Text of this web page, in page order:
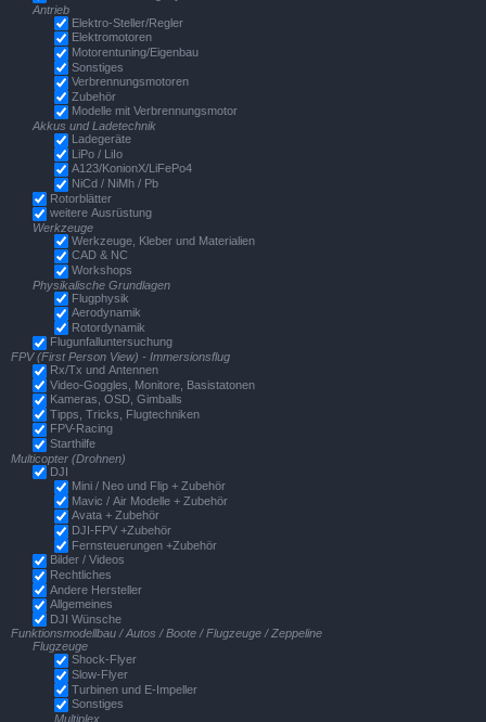
Antrieb
Elektro-Steller/Regler
Elektromotoren
Motorentuning/Eigenbau
Sonstiges
Verbrennungsmotoren
Zubehör
Modelle mit Verbrennungsmotor
Akkus und Ladetechnik
Ladegeräte
LiPo / LiIo
A123/KonionX/LiFePo4
NiCd / NiMh / Pb
Rotorblätter
weitere Ausrüstung
Werkzeuge
Werkzeuge, Kleber und Materialien
CAD & NC
Workshops
Physikalische Grundlagen
Flugphysik
Aerodynamik
Rotordynamik
Flugunfalluntersuchung
FPV (First Person View) - Immersionsflug
Rx/Tx und Antennen
Video-Goggles, Monitore, Basistatonen
Kameras, OSD, Gimballs
Tipps, Tricks, Flugtechniken
FPV-Racing
Starthilfe
Multicopter (Drohnen)
DJI
Mini / Neo und Flip + Zubehör
Mavic / Air Modelle + Zubehör
Avata + Zubehör
DJI-FPV +Zubehör
Fernsteuerungen +Zubehör
Bilder / Videos
Rechtliches
Andere Hersteller
Allgemeines
DJI Wünsche
Funktionsmodellbau / Autos / Boote / Flugzeuge / Zeppeline
Flugzeuge
Shock-Flyer
Slow-Flyer
Turbinen und E-Impeller
Sonstiges
Multiplex